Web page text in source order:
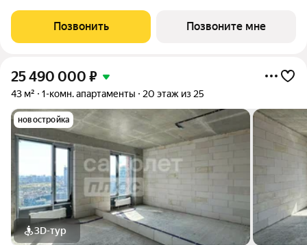
террасами. Высота потолков от 3,5 до 4,65 м. Эксклюзивные
Позвонить Позвоните мне
25 490 000 ₽
43 м² 1-комн. апартаменты 20 этаж из 25
новостройка
3D-тур